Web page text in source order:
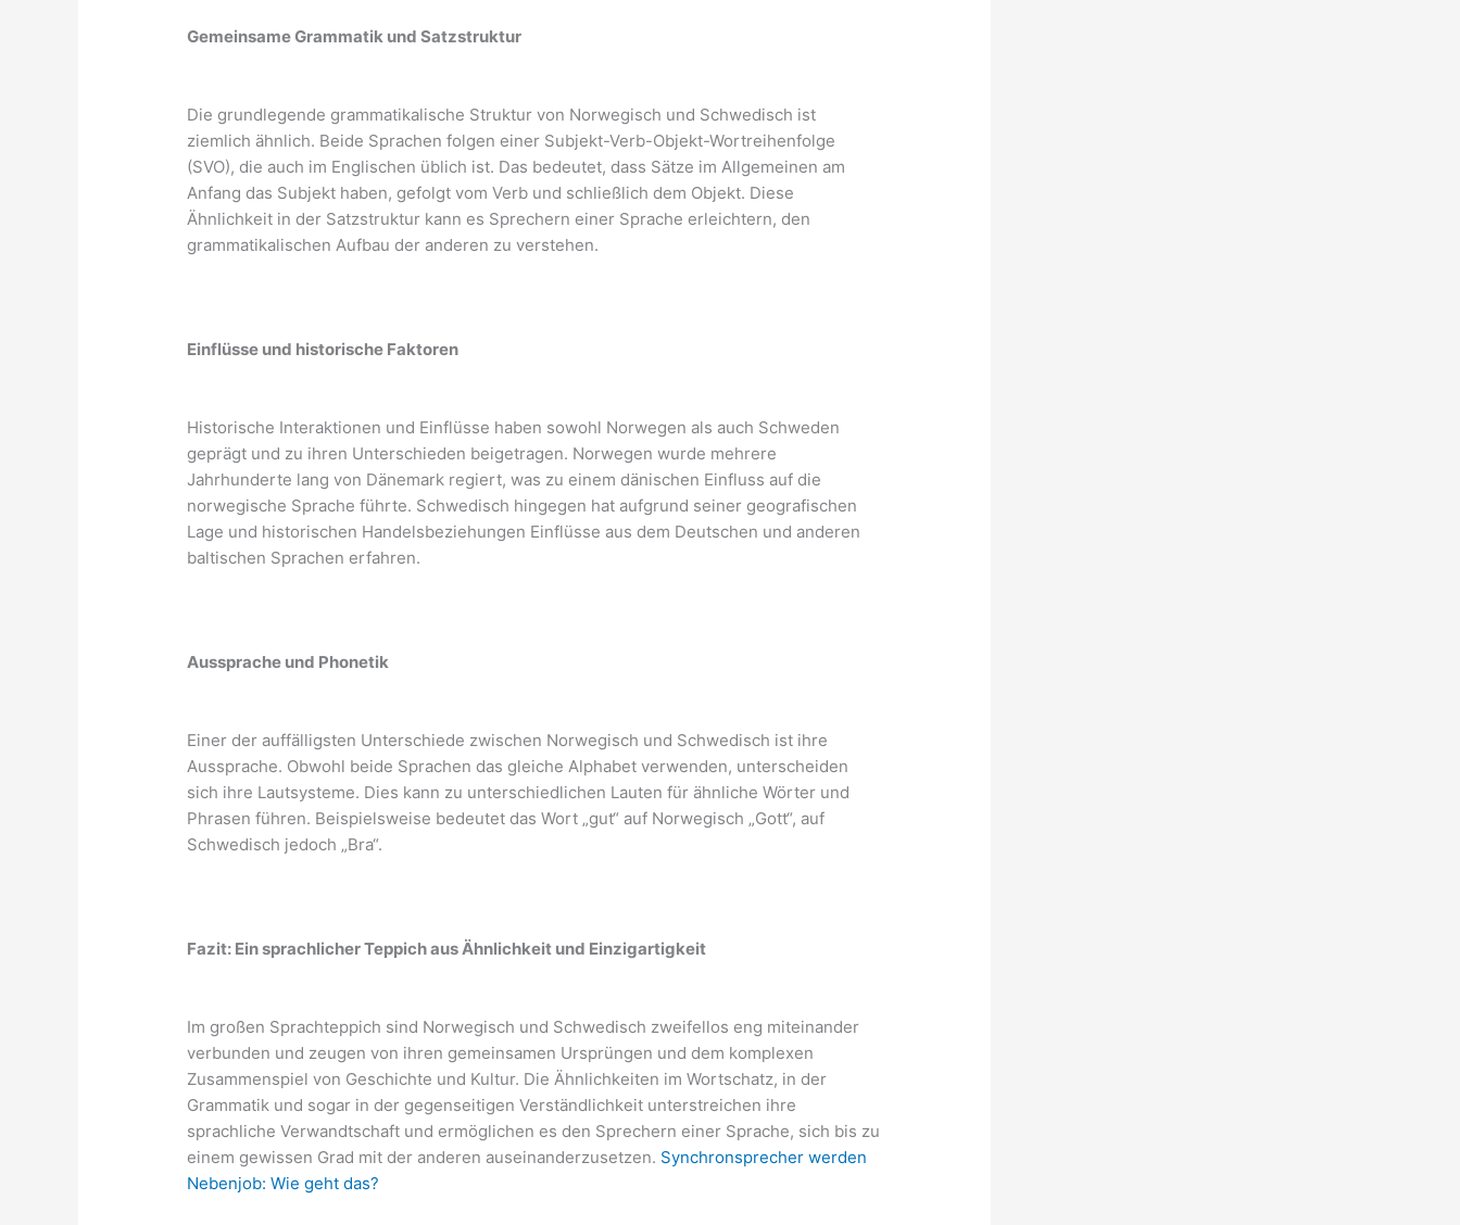
Gemeinsame Grammatik und Satzstruktur
Die grundlegende grammatikalische Struktur von Norwegisch und Schwedisch ist
ziemlich ähnlich. Beide Sprachen folgen einer Subjekt-Verb-Objekt-Wortreihenfolge
(SVO), die auch im Englischen üblich ist. Das bedeutet, dass Sätze im Allgemeinen am
Anfang das Subjekt haben, gefolgt vom Verb und schließlich dem Objekt. Diese
Ähnlichkeit in der Satzstruktur kann es Sprechern einer Sprache erleichtern, den
grammatikalischen Aufbau der anderen zu verstehen.
Einflüsse und historische Faktoren
Historische Interaktionen und Einflüsse haben sowohl Norwegen als auch Schweden
geprägt und zu ihren Unterschieden beigetragen. Norwegen wurde mehrere
Jahrhunderte lang von Dänemark regiert, was zu einem dänischen Einfluss auf die
norwegische Sprache führte. Schwedisch hingegen hat aufgrund seiner geografischen
Lage und historischen Handelsbeziehungen Einflüsse aus dem Deutschen und anderen
baltischen Sprachen erfahren.
Aussprache und Phonetik
Einer der auffälligsten Unterschiede zwischen Norwegisch und Schwedisch ist ihre
Aussprache. Obwohl beide Sprachen das gleiche Alphabet verwenden, unterscheiden
sich ihre Lautsysteme. Dies kann zu unterschiedlichen Lauten für ähnliche Wörter und
Phrasen führen. Beispielsweise bedeutet das Wort „gut“ auf Norwegisch „Gott“, auf
Schwedisch jedoch „Bra“.
Fazit: Ein sprachlicher Teppich aus Ähnlichkeit und Einzigartigkeit
Im großen Sprachteppich sind Norwegisch und Schwedisch zweifellos eng miteinander
verbunden und zeugen von ihren gemeinsamen Ursprüngen und dem komplexen
Zusammenspiel von Geschichte und Kultur. Die Ähnlichkeiten im Wortschatz, in der
Grammatik und sogar in der gegenseitigen Verständlichkeit unterstreichen ihre
sprachliche Verwandtschaft und ermöglichen es den Sprechern einer Sprache, sich bis zu
einem gewissen Grad mit der anderen auseinanderzusetzen. Synchronsprecher werden
Nebenjob: Wie geht das?